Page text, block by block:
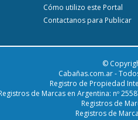
Cómo utilizo este Portal
Contactanos para Publicar
©
Cabañas.com.ar -
Registro de Propiedad
de Marcas en Argentina: nº
Registros de
Registros de